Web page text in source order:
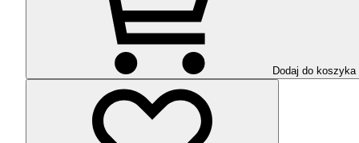
Dodaj do koszyka